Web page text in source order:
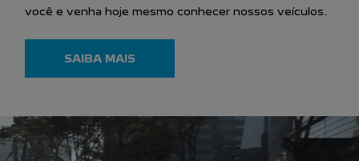
você e venha hoje mesmo conhecer nossos veículos.
SAIBA MAIS